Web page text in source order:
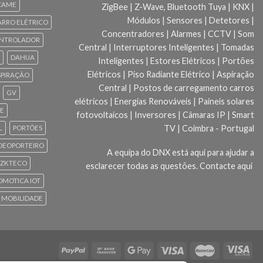
ELÉTRICO
DAHUA
GV
PORTÕES
ZKTECO
IOT
MOBILIDADE
ZigBee | Z-Wave, Bluetooth Tuya | KNX |
Módulos | Sensores | Detetores |
Concentradores | Alarmes | CCTV | Som
Central | Interruptores Inteligentes | Tomadas
Inteligentes | Estores Elétricos | Portões
Elétricos | Piso Radiante Elétrico | Aspiração
Central | Postos de carregamento carros
elétricos | Energias Renováveis | Paineis solares
fotovoltaicos | Inversores | Câmaras IP | Smart
TV | Coimbra - Portugal
A equipa do DNX está aqui para ajudar a
esclarecer todas as questões.Contacte aqui